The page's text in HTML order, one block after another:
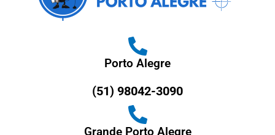
Porto Alegre
(51) 98042-3090
Grande Porto Alegre